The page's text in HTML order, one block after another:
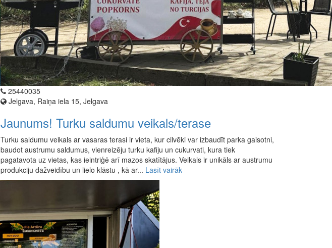
25440035
Jelgava, Raiņa iela 15, Jelgava
Jaunums! Turku saldumu veikals/terase
Turku saldumu veikals ar vasaras terasi ir vieta, kur cilvēki var izbaudīt parka gaisotni,
baudot austrumu saldumus, vienreizēju turku kafiju un cukurvati, kura tiek
pagatavota uz vietas, kas ieintriģē arī mazos skatītājus. Veikals ir unikāls ar austrumu
produkciju dažveidību un lielo klāstu , kā ar... Lasīt vairāk